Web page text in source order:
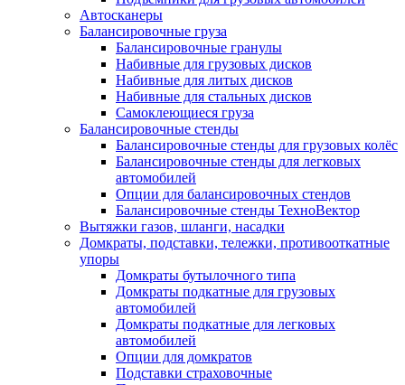
Автосканеры
Балансировочные груза
Балансировочные гранулы
Набивные для грузовых дисков
Набивные для литых дисков
Набивные для стальных дисков
Самоклеющиеся груза
Балансировочные стенды
Балансировочные стенды для грузовых колёс
Балансировочные стенды для легковых
автомобилей
Опции для балансировочных стендов
Балансировочные стенды ТехноВектор
Вытяжки газов, шланги, насадки
Домкраты, подставки, тележки, противооткатные
упоры
Домкраты бутылочного типа
Домкраты подкатные для грузовых
автомобилей
Домкраты подкатные для легковых
автомобилей
Опции для домкратов
Подставки страховочные